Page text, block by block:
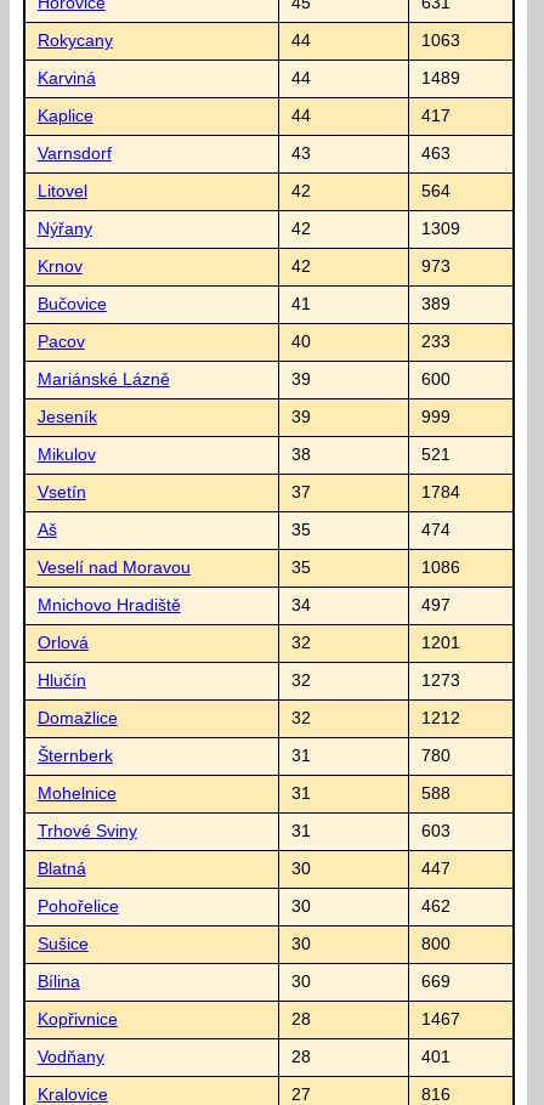
Rokycany 44 1063
Karviná 44 1489
Kaplice 44 417
Varnsdorf 43 463
Litovel 42 564
Nýřany 42 1309
Krnov 42 973
Bučovice 41 389
Pacov 40 233
Mariánské Lázně 39 600
Jeseník 39 999
Mikulov 38 521
Vsetín 37 1784
Aš 35 474
Veselí nad Moravou 35 1086
Mnichovo Hradiště 34 497
Orlová 32 1201
Hlučín 32 1273
Domažlice 32 1212
Šternberk 31 780
Mohelnice 31 588
Trhové Sviny 31 603
Blatná 30 447
Pohořelice 30 462
Sušice 30 800
Bílina 30 669
Kopřivnice 28 1467
Vodňany 28 401
Kralovice 27 816